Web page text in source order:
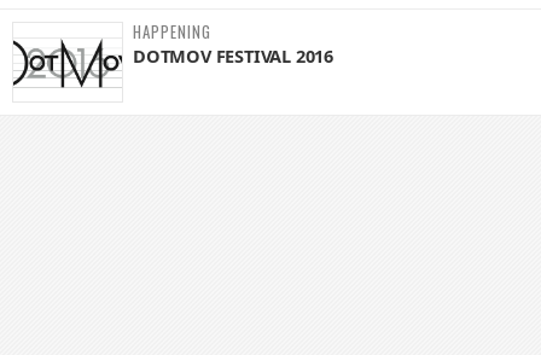
HAPPENING
DOTMOV FESTIVAL 2016